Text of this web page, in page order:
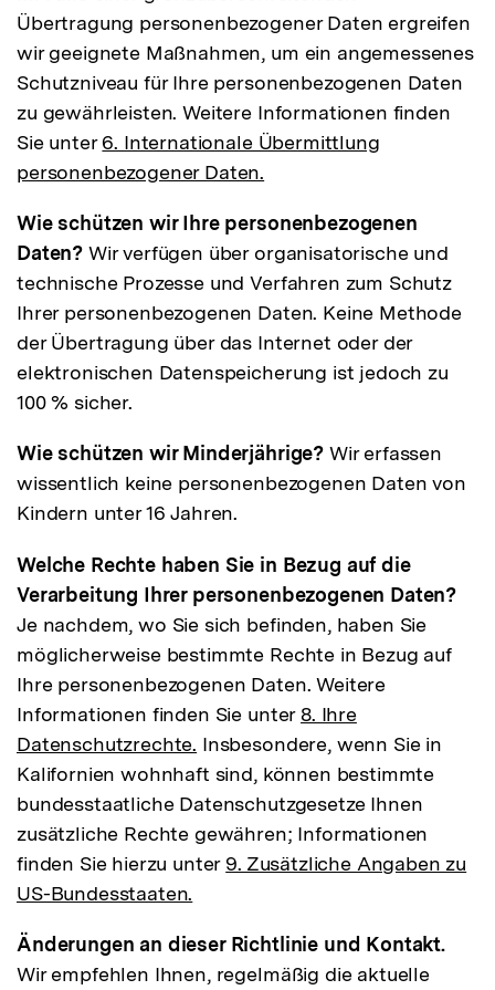
Übertragung personenbezogener Daten ergreifen
wir geeignete Maßnahmen, um ein angemessenes
Schutzniveau für Ihre personenbezogenen Daten
zu gewährleisten. Weitere Informationen finden
Sie unter6. Internationale Übermittlung
personenbezogener Daten.
Wie schützen wir Ihre personenbezogenen
Daten? Wir verfügen über organisatorische und
technische Prozesse und Verfahren zum Schutz
Ihrer personenbezogenen Daten. Keine Methode
der Übertragung über das Internet oder der
elektronischen Datenspeicherung ist jedoch zu
100 % sicher.
Wie schützen wir Minderjährige? Wir erfassen
wissentlich keine personenbezogenen Daten von
Kindern unter 16 Jahren.
Welche Rechte haben Sie in Bezug auf die
Verarbeitung Ihrer personenbezogenen Daten?
Je nachdem, wo Sie sich befinden, haben Sie
möglicherweise bestimmte Rechte in Bezug auf
Ihre personenbezogenen Daten. Weitere
Informationen finden Sie unter 8. Ihre
Datenschutzrechte. Insbesondere, wenn Sie in
Kalifornien wohnhaft sind, können bestimmte
bundesstaatliche Datenschutzgesetze Ihnen
zusätzliche Rechte gewähren; Informationen
finden Sie hierzu unter 9. Zusätzliche Angaben zu
US-Bundesstaaten.
Änderungen an dieser Richtlinie und Kontakt.
Wir empfehlen Ihnen, regelmäßig die aktuelle